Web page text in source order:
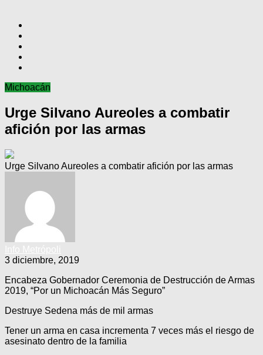
Michoacán
Urge Silvano Aureoles a combatir
afición por las armas
Urge Silvano Aureoles a combatir afición por las armas
3 diciembre, 2019
Encabeza Gobernador Ceremonia de Destrucción de Armas
2019, “Por un Michoacán Más Seguro”
Destruye Sedena más de mil armas
Tener un arma en casa incrementa 7 veces más el riesgo de
asesinato dentro de la familia